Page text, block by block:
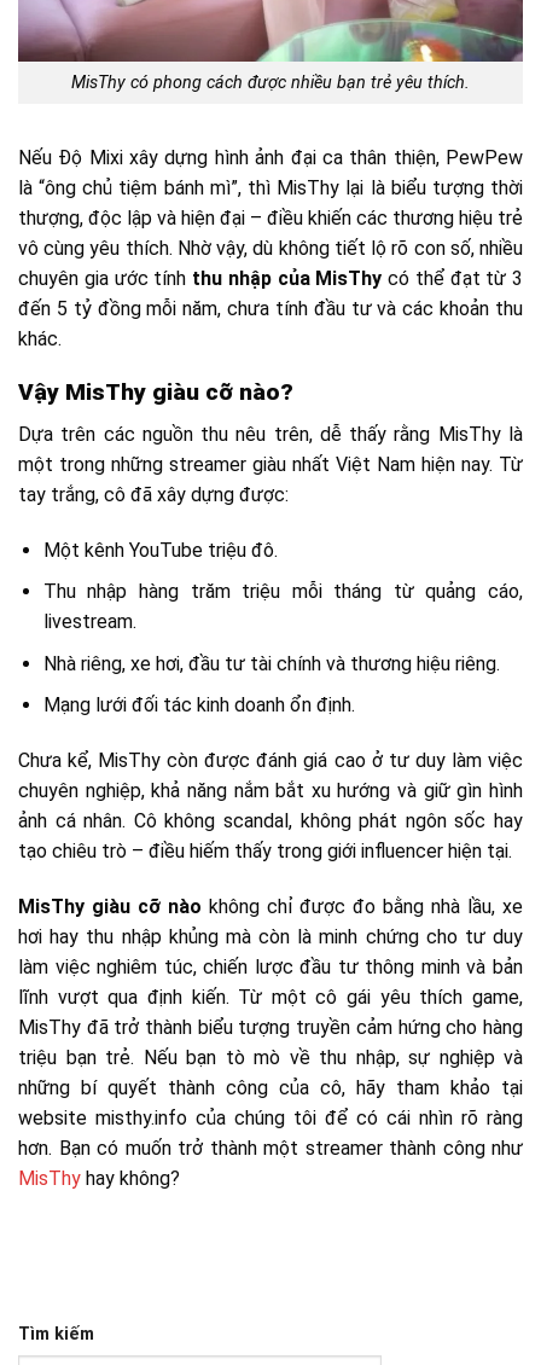
MisThy có phong cách được nhiều bạn trẻ yêu thích.
Nếu Độ Mixi xây dựng hình ảnh đại ca thân thiện, PewPew
là “ông chủ tiệm bánh mì”, thì MisThy lại là biểu tượng thời
thượng, độc lập và hiện đại – điều khiến các thương hiệu trẻ
vô cùng yêu thích. Nhờ vậy, dù không tiết lộ rõ con số, nhiều
chuyên gia ước tính thu nhập của MisThy có thể đạt từ 3
đến 5 tỷ đồng mỗi năm, chưa tính đầu tư và các khoản thu
khác.
Vậy MisThy giàu cỡ nào?
Dựa trên các nguồn thu nêu trên, dễ thấy rằng MisThy là
một trong những streamer giàu nhất Việt Nam hiện nay. Từ
tay trắng, cô đã xây dựng được:
Một kênh YouTube triệu đô.
Thu nhập hàng trăm triệu mỗi tháng từ quảng cáo,
livestream.
Nhà riêng, xe hơi, đầu tư tài chính và thương hiệu riêng.
Mạng lưới đối tác kinh doanh ổn định.
Chưa kể, MisThy còn được đánh giá cao ở tư duy làm việc
chuyên nghiệp, khả năng nắm bắt xu hướng và giữ gìn hình
ảnh cá nhân. Cô không scandal, không phát ngôn sốc hay
tạo chiêu trò – điều hiếm thấy trong giới influencer hiện tại.
MisThy giàu cỡ nào không chỉ được đo bằng nhà lầu, xe
hơi hay thu nhập khủng mà còn là minh chứng cho tư duy
làm việc nghiêm túc, chiến lược đầu tư thông minh và bản
lĩnh vượt qua định kiến. Từ một cô gái yêu thích game,
MisThy đã trở thành biểu tượng truyền cảm hứng cho hàng
triệu bạn trẻ. Nếu bạn tò mò về thu nhập, sự nghiệp và
những bí quyết thành công của cô, hãy tham khảo tại
website misthy.info của chúng tôi để có cái nhìn rõ ràng
hơn. Bạn có muốn trở thành một streamer thành công như
MisThy hay không?
Tìm kiếm